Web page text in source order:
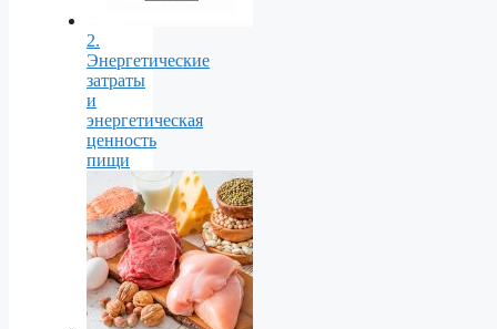
2.
Энергетические
затраты
и
энергетическая
ценность
пищи